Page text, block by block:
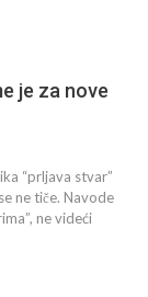
je za nove
“prljava stvar”
ne tiče. Navode
ne videći